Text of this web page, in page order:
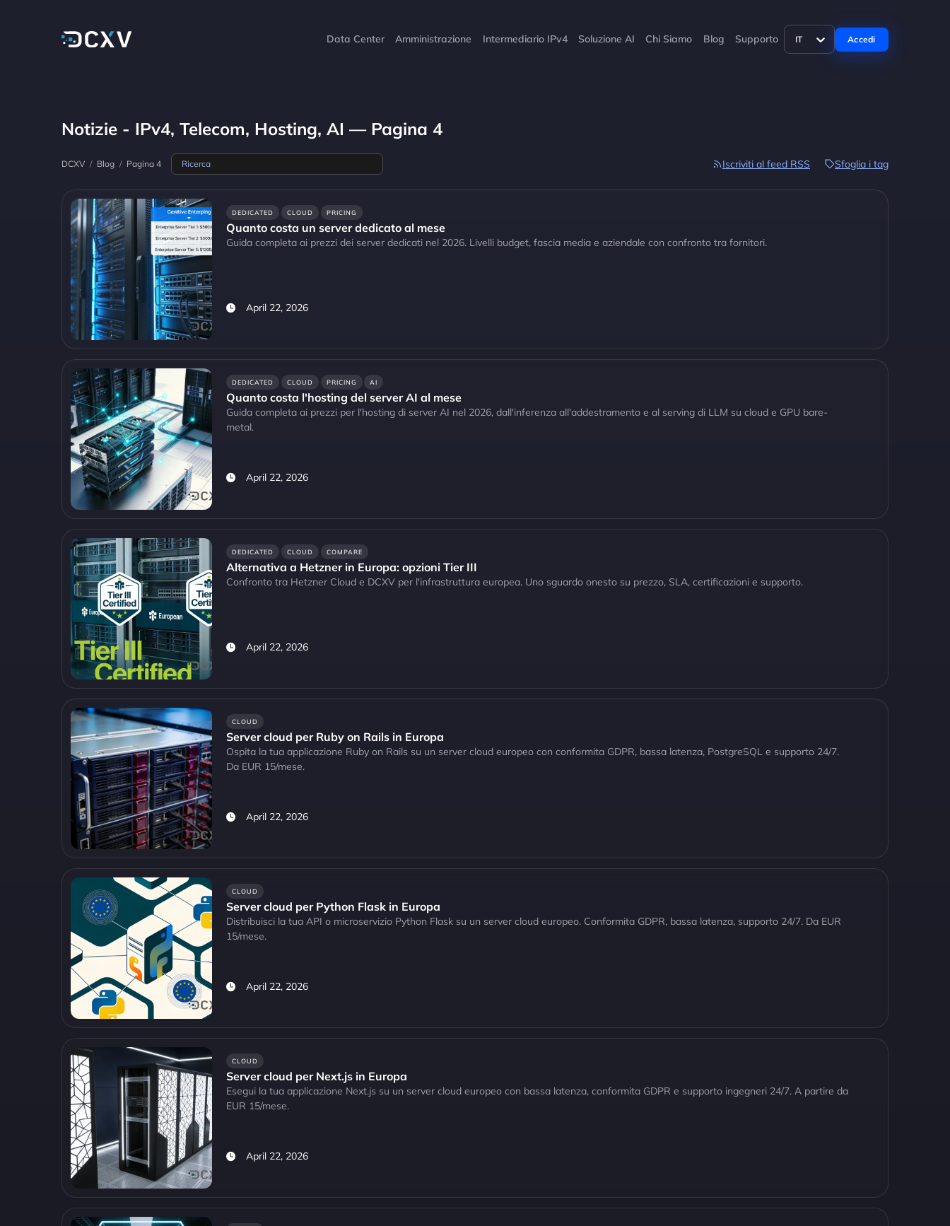
Data Center Amministrazione Intermediario IPv4 Soluzione AI Chi Siamo Blog Supporto IT Accedi
Notizie - IPv4, Telecom, Hosting, AI — Pagina 4
DCXV / Blog / Pagina 4 Iscriviti al feed RSS Sfoglia i tag
DEDICATED CLOUD PRICING
Quanto costa un server dedicato al mese
Guida completa ai prezzi dei server dedicati nel 2026. Livelli budget, fascia media e aziendale con confronto tra fornitori.
April 22, 2026
DEDICATED CLOUD PRICING AI
Quanto costa l'hosting del server AI al mese
Guida completa ai prezzi per l'hosting di server AI nel 2026, dall'inferenza all'addestramento e al serving di LLM su cloud e GPU bare-
metal.
April 22, 2026
DEDICATED CLOUD COMPARE
Alternativa a Hetzner in Europa: opzioni Tier III
Confronto tra Hetzner Cloud e DCXV per l'infrastruttura europea. Uno sguardo onesto su prezzo, SLA, certificazioni e supporto.
April 22, 2026
CLOUD
Server cloud per Ruby on Rails in Europa
Ospita la tua applicazione Ruby on Rails su un server cloud europeo con conformita GDPR, bassa latenza, PostgreSQL e supporto 24/7.
Da EUR 15/mese.
April 22, 2026
CLOUD
Server cloud per Python Flask in Europa
Distribuisci la tua API o microservizio Python Flask su un server cloud europeo. Conformita GDPR, bassa latenza, supporto 24/7. Da EUR
15/mese.
April 22, 2026
CLOUD
Server cloud per Next.js in Europa
Esegui la tua applicazione Next.js su un server cloud europeo con bassa latenza, conformita GDPR e supporto ingegneri 24/7. A partire da
EUR 15/mese.
April 22, 2026